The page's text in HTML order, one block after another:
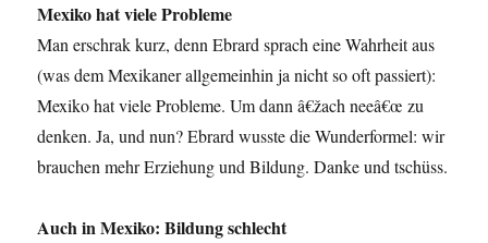
Mexiko hat viele Probleme
Man erschrak kurz, denn Ebrard sprach eine Wahrheit aus
(was dem Mexikaner allgemeinhin ja nicht so oft passiert):
Mexiko hat viele Probleme. Um dann â€žach neeâ€œ zu
denken. Ja, und nun? Ebrard wusste die Wunderformel: wir
brauchen mehr Erziehung und Bildung. Danke und tschüss.
Auch in Mexiko: Bildung schlecht